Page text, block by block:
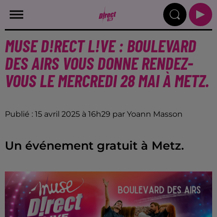
MUSE D!RECT L!VE : BOULEVARD
DES AIRS VOUS DONNE RENDEZ-
VOUS LE MERCREDI 28 MAI À METZ.
Publié : 15 avril 2025 à 16h29 par Yoann Masson
Un événement gratuit à Metz.